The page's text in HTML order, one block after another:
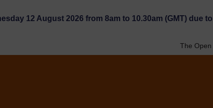
12 August 2026 from 8am to 10.30am (GMT) due
The